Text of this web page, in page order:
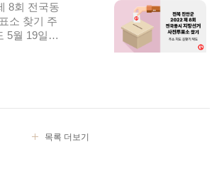
장 가까운
실 수 있습
일(수)에 진
표는 주소지
겠습니다.투
8회 전국동
소 찾기 주
5월 19일
동시지방선
었습니다.
오전 6시
밝혔는데요.목록 더보기